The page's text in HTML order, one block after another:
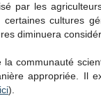
par les
cultures
diminuera
communauté
appropriée. Il
ici).